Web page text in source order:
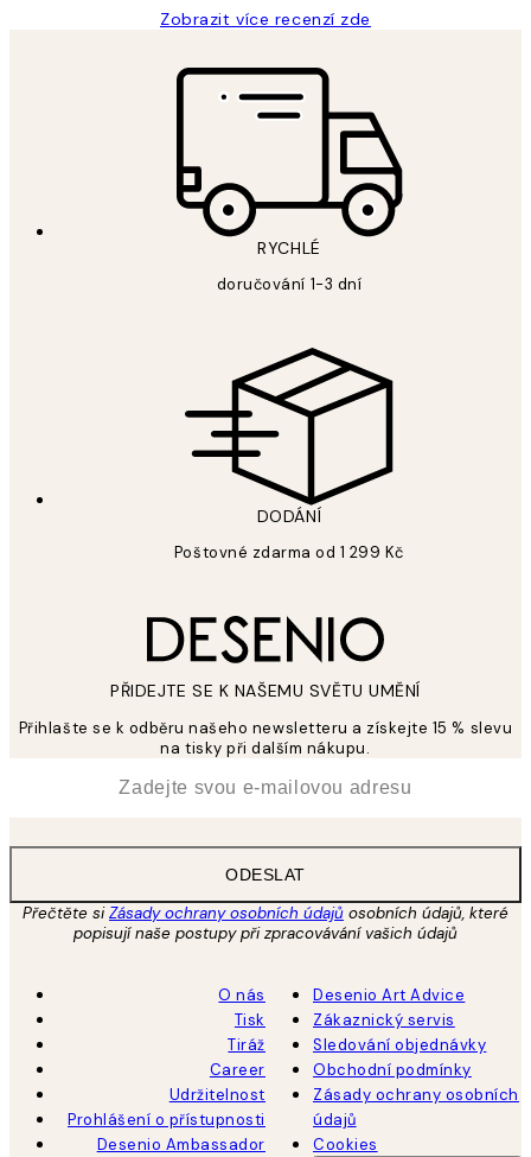
Zobrazit více recenzí zde
RYCHLÉ
doručování 1-3 dní
DODÁNÍ
Poštovné zdarma od 1 299 Kč
PŘIDEJTE SE K NAŠEMU SVĚTU UMĚNÍ
Přihlašte se k odběru našeho newsletteru a získejte 15 % slevu
na tisky při dalším nákupu.
ODESLAT
Přečtěte siZásady ochrany osobních údajů osobních údajů, které
popisují naše postupy při zpracovávání vašich údajů
O nás
Tisk
Tiráž
Career
Udržitelnost
Prohlášení o přístupnosti
Desenio Ambassador
Desenio Art Advice
Zákaznický servis
Sledování objednávky
Obchodní podmínky
Zásady ochrany osobních
údajů
Cookies